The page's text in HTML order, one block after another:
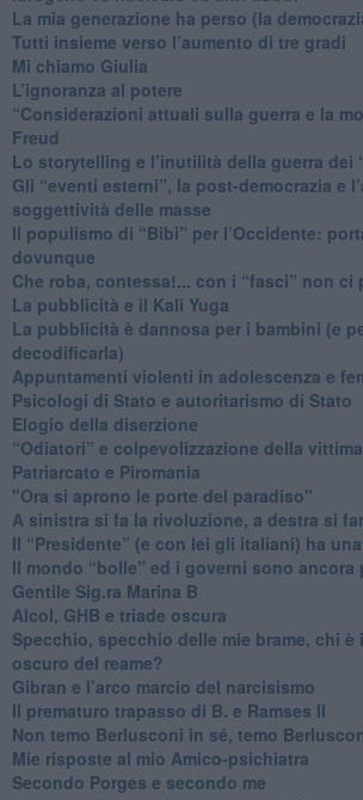
​La mia generazione ha perso (la
​Tutti insieme verso l’aumento di tre gradi
Mi chiamo Giulia
L’ignoranza al potere
​“Considerazioni attuali sulla guerra e la
Freud
​Lo storytelling e l’inutilità della guerra dei
​Gli “eventi esterni”, la post-democrazia e
soggettività delle masse
​Il populismo di “Bibi” per l’Occidente:
dovunque
​Che roba, contessa!... con i “fasci” non ci
La pubblicità e il Kali Yuga
​La pubblicità è dannosa per i bambini (e
decodificarla)
​Appuntamenti violenti in adolescenza e
​Psicologi di Stato e autoritarismo di Stato
Elogio della diserzione
“Odiatori” e colpevolizzazione della
​Patriarcato e Piromania
"Ora si aprono le porte del paradiso"
​A sinistra si fa la rivoluzione, a destra si
​Il “Presidente” (e con lei gli italiani) ha
​Il mondo “bolle” ed i governi sono
​Gentile Sig.ra Marina B
​Alcol, GHB e triade oscura
​Specchio, specchio delle mie brame, chi
oscuro del reame?
​Gibran e l’arco marcio del narcisismo
​Il prematuro trapasso di B. e Ramses II
​Non temo Berlusconi in sé, temo
​Mie risposte al mio Amico-psichiatra
​Secondo Porges e secondo me